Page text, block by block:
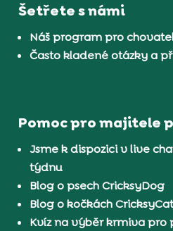
Šetřete s námi
Náš program pro
Často kladené otázky a
Pomoc pro majitele
Jsme k dispozici v live
týdnu
Blog o psech CricksyDog
Blog o kočkách
Kvíz na výběr krmiva pro